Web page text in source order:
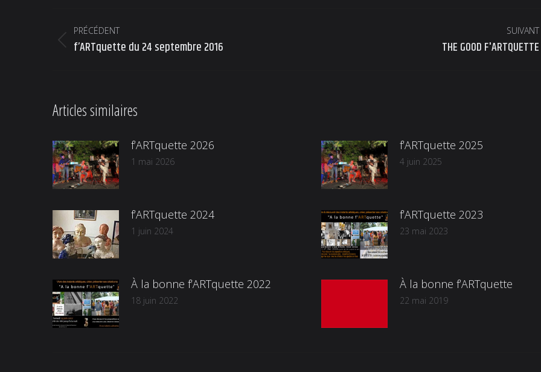
Navigation
article
PRÉCÉDENT
Article
f’ARTquette du 24 septembre 2016
SUIVANT
THE GOOD F'ARTQUETTE
Articles similaires
f’ARTquette 2026
1 mai 2026
f’ARTquette 2025
4 juin 2025
f’ARTquette 2024
1 juin 2024
f’ARTquette 2023
23 mai 2023
À la bonne f’ARTquette 2022
18 juin 2022
À la bonne f’ARTquette
22 mai 2019